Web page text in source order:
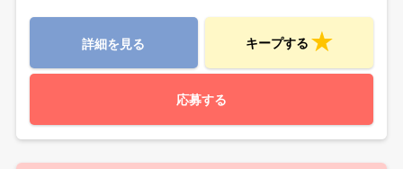
詳細を見る キープする
応募する